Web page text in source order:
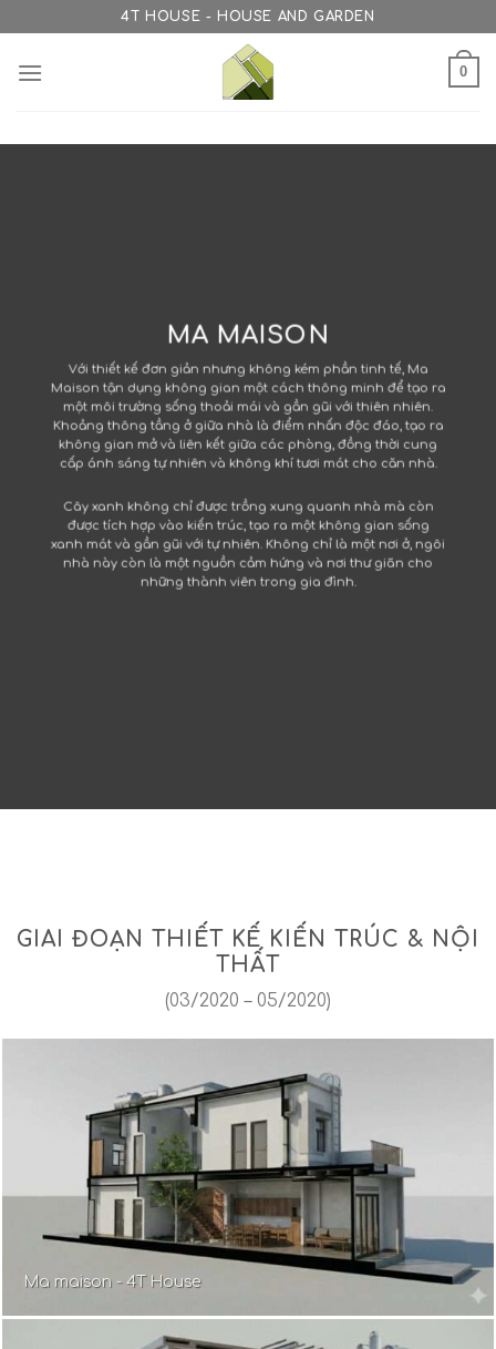
to
content
4T HOUSE - HOUSE AND GARDEN
0
MA MAISON
Với thiết kế đơn giản nhưng không kém phần tinh tế, Ma
Maison tận dụng không gian một cách thông minh để tạo ra
một môi trường sống thoải mái và gần gũi với thiên nhiên.
Khoảng thông tầng ở giữa nhà là điểm nhấn độc đáo, tạo ra
không gian mở và liên kết giữa các phòng, đồng thời cung
cấp ánh sáng tự nhiên và không khí tươi mát cho căn nhà.
Cây xanh không chỉ được trồng xung quanh nhà mà còn
được tích hợp vào kiến trúc, tạo ra một không gian sống
xanh mát và gần gũi với tự nhiên. Không chỉ là một nơi ở, ngôi
nhà này còn là một nguồn cảm hứng và nơi thư giãn cho
những thành viên trong gia đình.
GIAI ĐOẠN THIẾT KẾ KIẾN TRÚC & NỘI
THẤT
(03/2020 – 05/2020)
Ma maison - 4T House